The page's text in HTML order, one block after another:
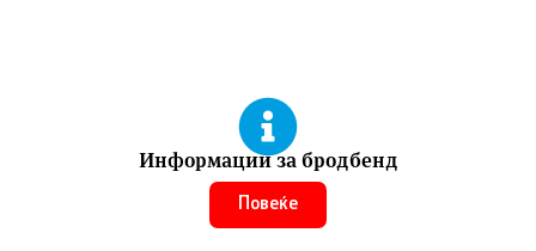
Информации за бродбенд
Повеќе